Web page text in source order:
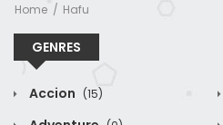
Home Hafu
GENRES
Accion (15)